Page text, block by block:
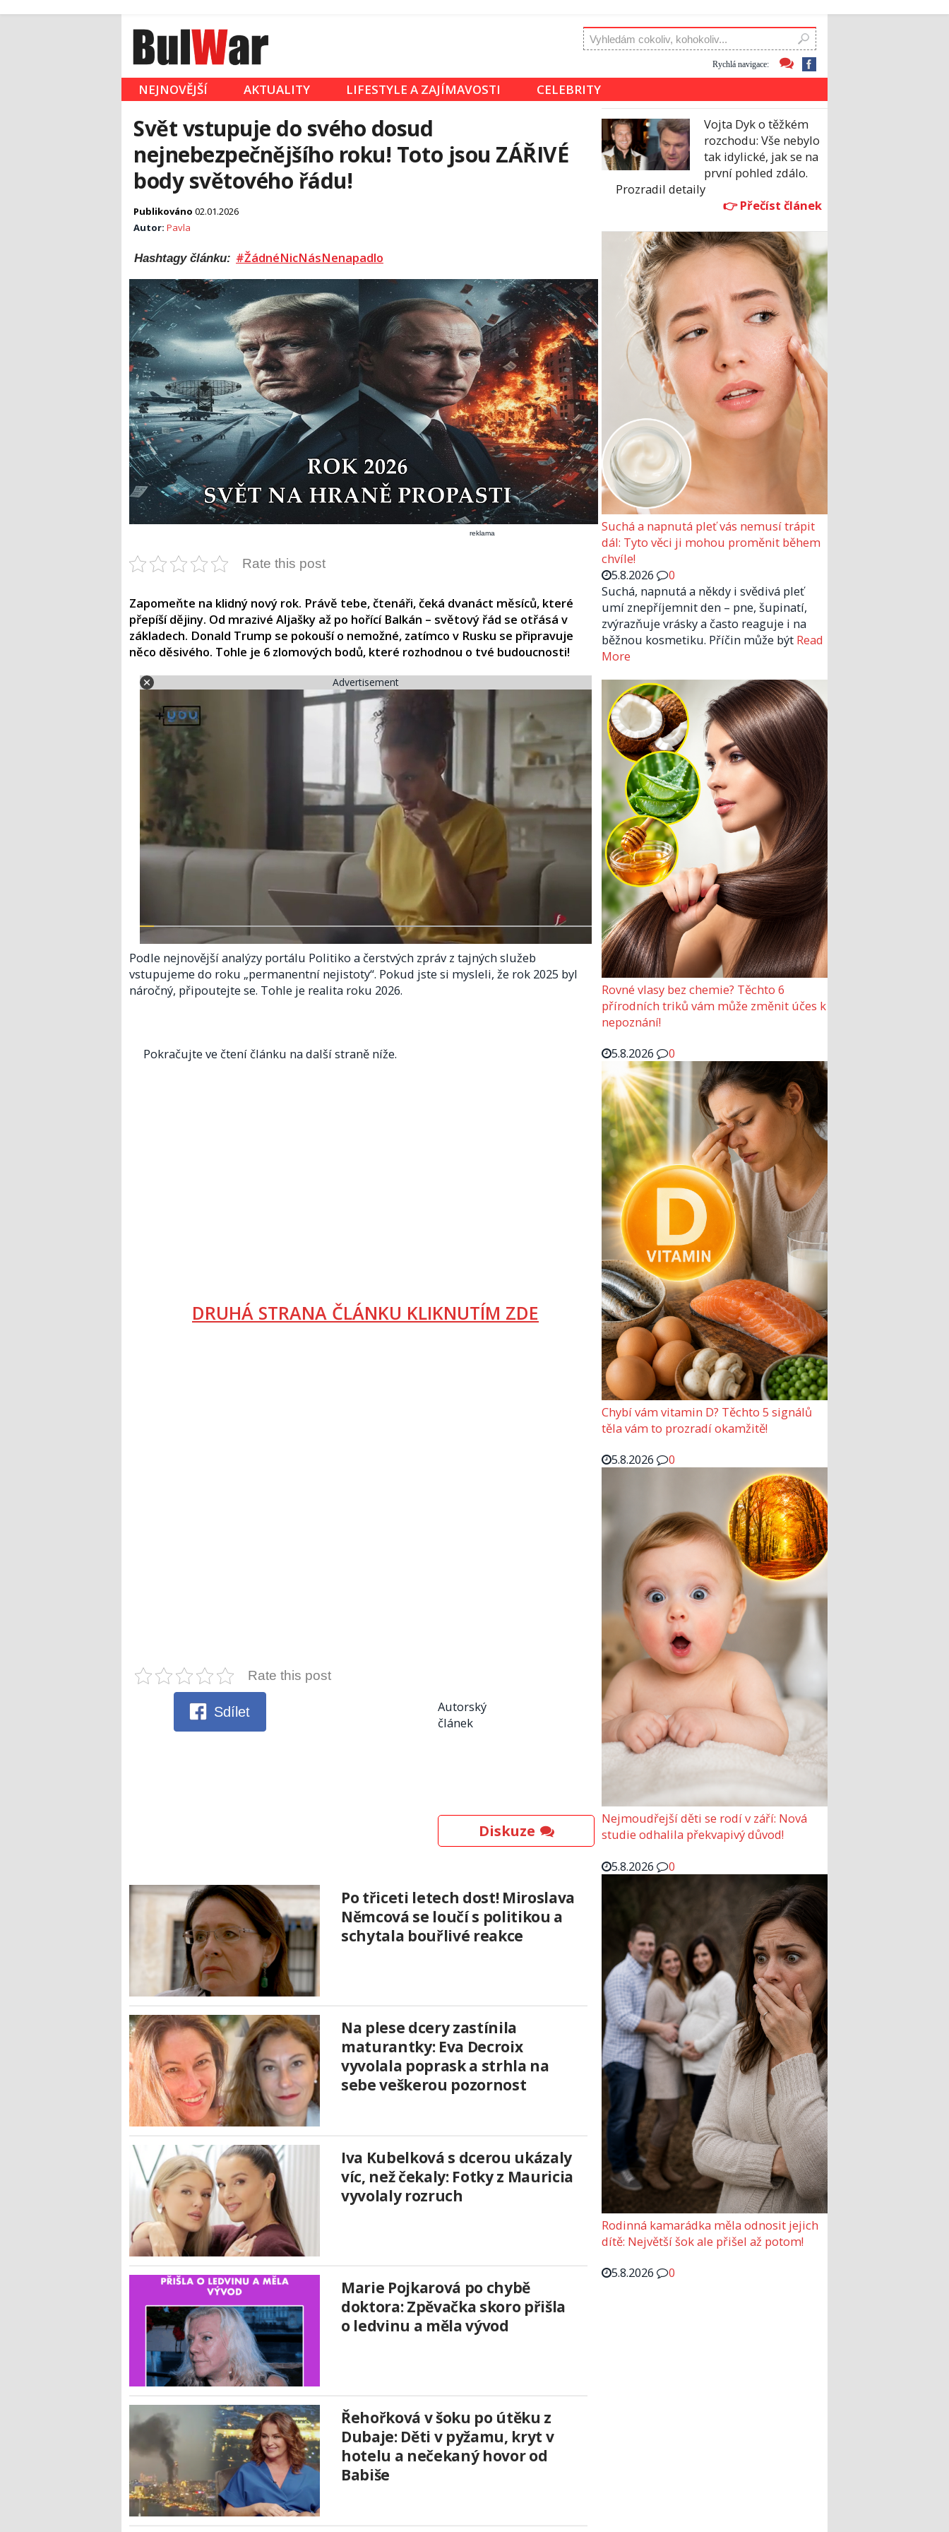
Rychlá navigace:
NEJNOVĚJŠÍ AKTUALITY LIFESTYLE A ZAJÍMAVOSTI CELEBRITY
Svět vstupuje do svého dosud
nejnebezpečnějšího roku! Toto jsou ZÁŘIVÉ
body světového řádu!
Publikováno 02.01.2026
Autor: Pavla
Hashtagy článku: #ŽádnéNicNásNenapadlo
reklama
Rate this post
Zapomeňte na klidný nový rok. Právě tebe, čtenáři, čeká dvanáct měsíců, které
přepíší dějiny. Od mrazivé Aljašky až po hořící Balkán – světový řád se otřásá v
základech. Donald Trump se pokouší o nemožné, zatímco v Rusku se připravuje
něco děsivého. Tohle je 6 zlomových bodů, které rozhodnou o tvé budoucnosti!
Advertisement
Podle nejnovější analýzy portálu Politiko a čerstvých zpráv z tajných služeb
vstupujeme do roku „permanentní nejistoty“. Pokud jste si mysleli, že rok 2025 byl
náročný, připoutejte se. Tohle je realita roku 2026.
Pokračujte ve čtení článku na další straně níže.
DRUHÁ STRANA ČLÁNKU KLIKNUTÍM ZDE
Rate this post
Sdílet
Autorský
článek
Diskuze
Po třiceti letech dost! Miroslava
Němcová se loučí s politikou a
schytala bouřlivé reakce
Na plese dcery zastínila
maturantky: Eva Decroix
vyvolala poprask a strhla na
sebe veškerou pozornost
Iva Kubelková s dcerou ukázaly
víc, než čekaly: Fotky z Mauricia
vyvolaly rozruch
Marie Pojkarová po chybě
doktora: Zpěvačka skoro přišla
o ledvinu a měla vývod
Řehořková v šoku po útěku z
Dubaje: Děti v pyžamu, kryt v
hotelu a nečekaný hovor od
Babiše
Vojta Dyk o těžkém
rozchodu: Vše nebylo
tak idylické, jak se na
první pohled zdálo.
Prozradil detaily
Suchá a napnutá pleť vás nemusí trápit
dál: Tyto věci ji mohou proměnit během
chvíle!
5.8.2026
0
Suchá, napnutá a někdy i svědivá pleť
umí znepříjemnit den – pne, šupinatí,
zvýrazňuje vrásky a často reaguje i na
běžnou kosmetiku. Příčin může být Read
More
Rovné vlasy bez chemie? Těchto 6
přírodních triků vám může změnit účes k
nepoznání!
5.8.2026
0
Chybí vám vitamin D? Těchto 5 signálů
těla vám to prozradí okamžitě!
5.8.2026
0
Nejmoudřejší děti se rodí v září: Nová
studie odhalila překvapivý důvod!
5.8.2026
0
Rodinná kamarádka měla odnosit jejich
dítě: Největší šok ale přišel až potom!
5.8.2026
0